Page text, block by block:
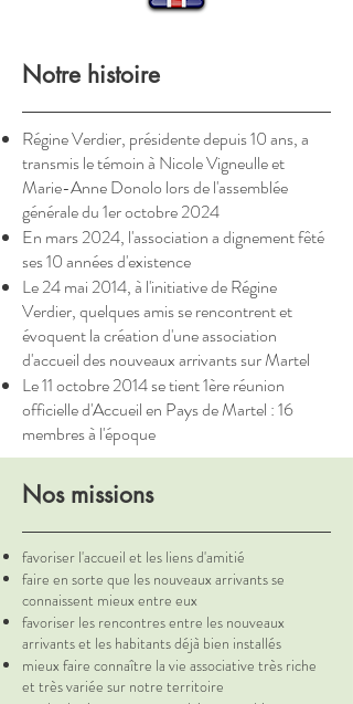
Notre histoire
Régine Verdier, présidente depuis 10 ans, a
transmis le témoin à Nicole Vigneulle et
Marie-Anne Donolo lors de l'assemblée
générale du 1er octobre 2024
En mars 2024, l'association a dignement fêté
ses 10 années d'existence
Le 24 mai 2014, à l'initiative de Régine
Verdier, quelques amis se rencontrent et
évoquent la création d'une association
d'accueil des nouveaux arrivants sur Martel
Le 11 octobre 2014 se tient 1ère réunion
officielle d'Accueil en Pays de Martel : 16
membres à l'époque
Nos missions
favoriser l'accueil et les liens d'amitié
faire en sorte que les nouveaux arrivants se
connaissent mieux entre eux
favoriser les rencontres entre les nouveaux
arrivants et les habitants déjà bien installés
mieux faire connaître la vie associative très riche
et très variée sur notre territoire